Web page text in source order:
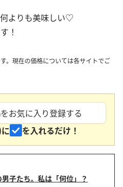
よりも美味しい♡
！
。現在の価格については各サイトでご
をお気に入り登録する
を入れるだけ！
子たち。私は「何位」？